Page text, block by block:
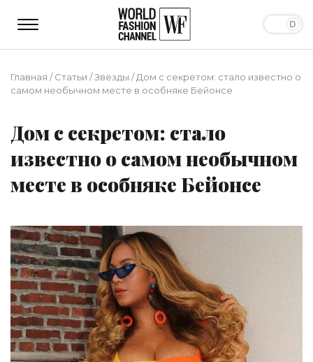
Главная /Статьи /Звёзды /Дом с секретом: стало известно о
самом необычном месте в особняке Бейонсе
Дом с секретом: стало
известно о самом необычном
месте в особняке Бейонсе